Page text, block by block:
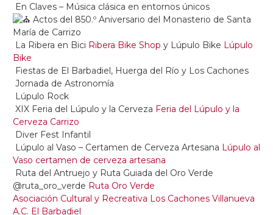
En Claves – Música clásica en entornos únicos
Actos del 850.º Aniversario del Monasterio de Santa
María de Carrizo
La Ribera en Bici Ribera Bike Shop y Lúpulo Bike Lúpulo
Bike
Fiestas de El Barbadiel, Huerga del Río y Los Cachones
Jornada de Astronomía
Lúpulo Rock
XIX Feria del Lúpulo y la Cerveza Feria del Lúpulo y la
Cerveza Carrizo
Diver Fest Infantil
Lúpulo al Vaso – Certamen de Cerveza Artesana Lúpulo al
Vaso certamen de cerveza artesana
Ruta del Antruejo y Ruta Guiada del Oro Verde
@ruta_oro_verde Ruta Oro Verde
Asociación Cultural y Recreativa Los Cachones Villanueva
A.C. El Barbadiel